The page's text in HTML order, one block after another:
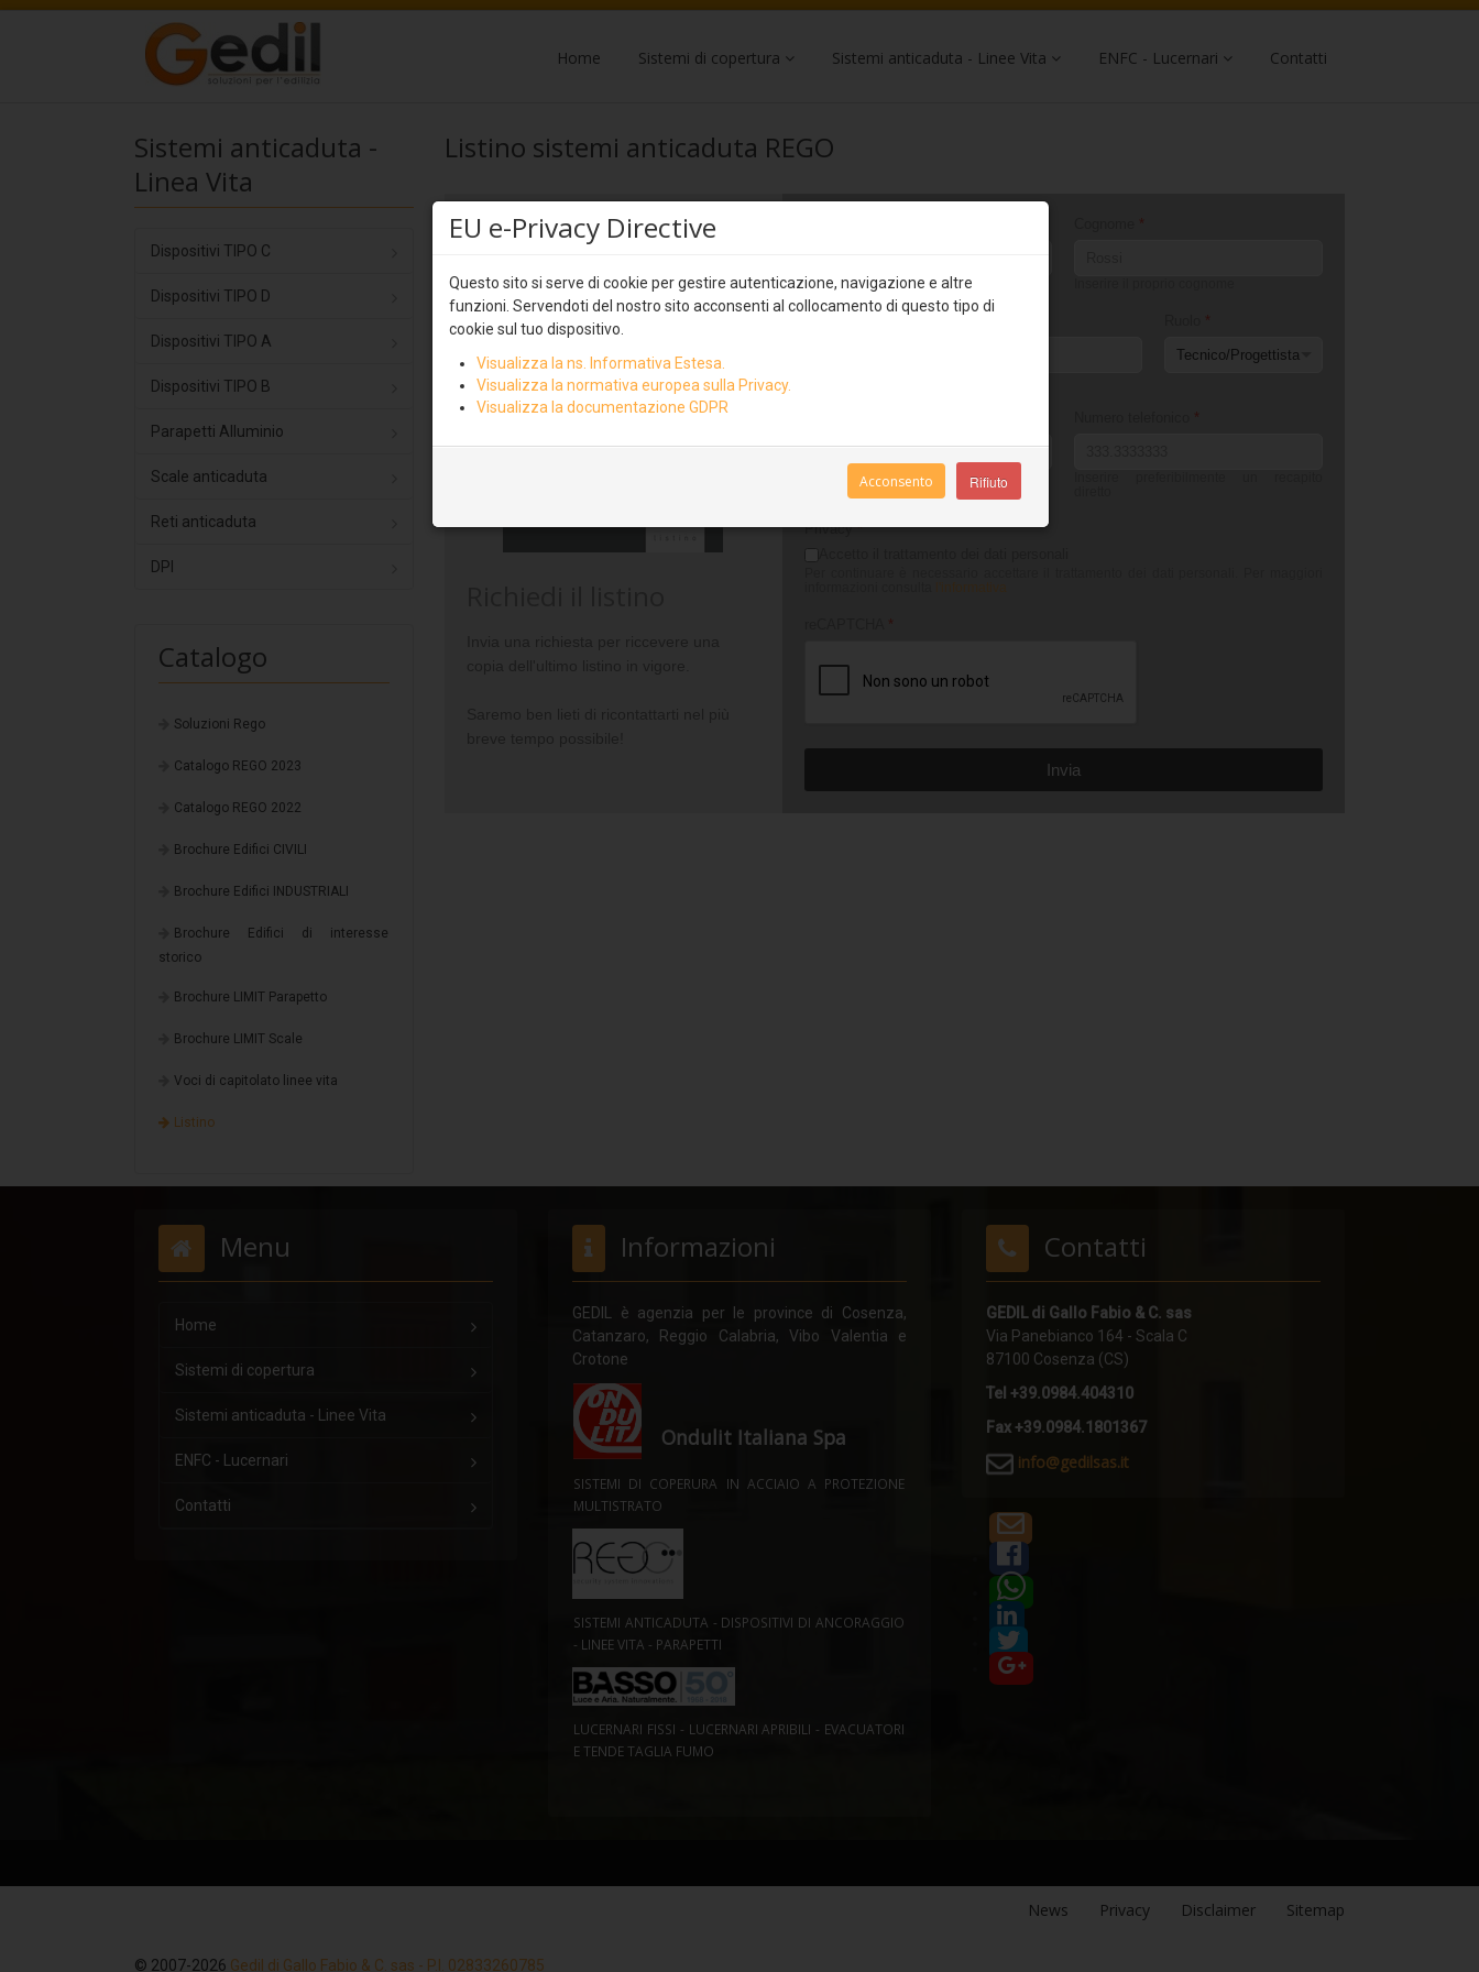
Home Sistemi di copertura Sistemi anticaduta - Linee Vita ENFC - Lucernari Contatti
Sistemi anticaduta -
Linea Vita
Dispositivi TIPO C
Dispositivi TIPO D
Dispositivi TIPO A
Dispositivi TIPO B
Parapetti Alluminio
Scale anticaduta
Reti anticaduta
DPI
Catalogo
Soluzioni Rego
Catalogo REGO 2023
Catalogo REGO 2022
Brochure Edifici CIVILI
Brochure Edifici INDUSTRIALI
Brochure Edifici di interesse
storico
Brochure LIMIT Parapetto
Brochure LIMIT Scale
Voci di capitolato linee vita
Listino
Listino sistemi anticaduta REGO
Inserire il proprio nome
*
*
*
Privacy*
*
Invia
Menu
Home
Sistemi di copertura
Sistemi anticaduta - Linee Vita
ENFC - Lucernari
Contatti
Informazioni
GEDIL è agenzia per le province di Cosenza,
Catanzaro, Reggio Calabria, Vibo Valentia e
Crotone
Ondulit Italiana Spa
SISTEMI DI COPERURA IN ACCIAIO A PROTEZIONE
MULTISTRATO
SISTEMI ANTICADUTA - DISPOSITIVI DI ANCORAGGIO
- LINEE VITA - PARAPETTI
LUCERNARI FISSI - LUCERNARI APRIBILI - EVACUATORI
E TENDE TAGLIA FUMO
Contatti
GEDIL di Gallo Fabio & C. sas
Via Panebianco 164 - Scala C
87100 Cosenza (CS)
Tel +39.0984.404310
Fax +39.0984.1801367
info@gedilsas.it
News Privacy Disclaimer Sitemap
© 2007-2026 Gedil di Gallo Fabio & C. sas - P.I. 02833260785
EU e-Privacy Directive
Questo sito si serve di cookie per gestire autenticazione, navigazione e altre
funzioni. Servendoti del nostro sito acconsenti al collocamento di questo tipo di
cookie sul tuo dispositivo.
Visualizza la ns. Informativa Estesa.
Visualizza la normativa europea sulla Privacy.
Visualizza la documentazione GDPR
Acconsento Rifiuto